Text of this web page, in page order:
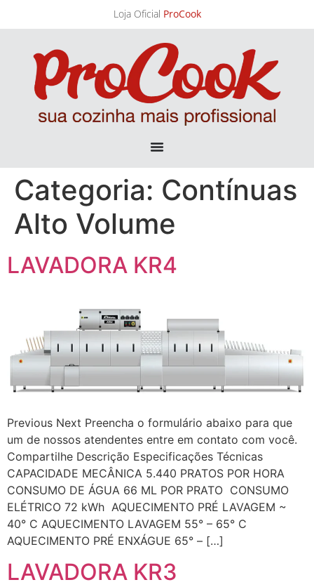
Loja Oficial ProCook
Categoria: Contínuas
Alto Volume
LAVADORA KR4
Previous Next Preencha o formulário abaixo para que
um de nossos atendentes entre em contato com você.
Compartilhe Descrição Especificações Técnicas
CAPACIDADE MECÂNICA 5.440 PRATOS POR HORA
CONSUMO DE ÁGUA 66 ML POR PRATO CONSUMO
ELÉTRICO 72 kWh AQUECIMENTO PRÉ LAVAGEM ~
40° C AQUECIMENTO LAVAGEM 55° – 65° C
AQUECIMENTO PRÉ ENXÁGUE 65° – […]
LAVADORA KR3